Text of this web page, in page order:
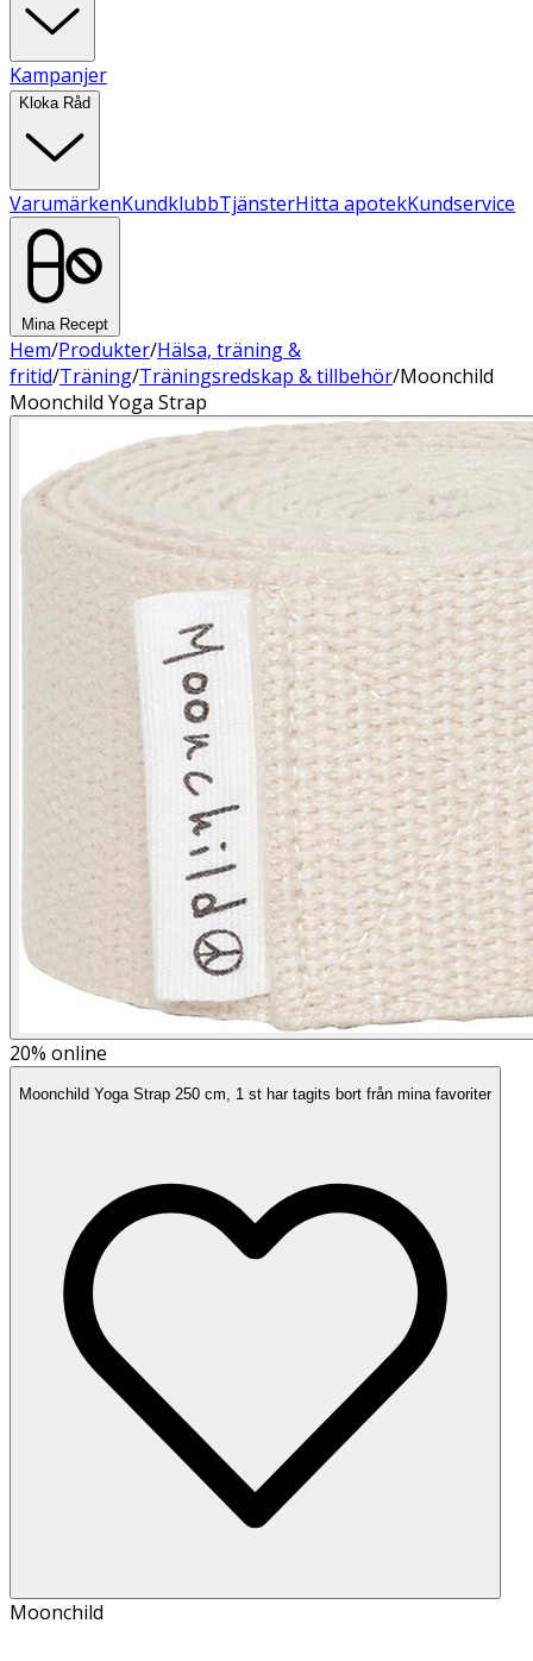
Kampanjer
Kloka Råd
VarumärkenKundklubbTjänsterHitta apotekKundservice
Mina Recept
Hem/Produkter/Hälsa, träning &
fritid/Träning/Träningsredskap & tillbehör/Moonchild
Moonchild Yoga Strap
20% online
Moonchild Yoga Strap 250 cm, 1 st har tagits bort från mina favoriter
Moonchild